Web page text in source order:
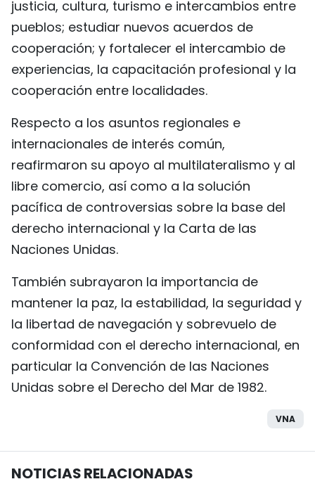
justicia, cultura, turismo e intercambios entre
pueblos; estudiar nuevos acuerdos de
cooperación; y fortalecer el intercambio de
experiencias, la capacitación profesional y la
cooperación entre localidades.
Respecto a los asuntos regionales e
internacionales de interés común,
reafirmaron su apoyo al multilateralismo y al
libre comercio, así como a la solución
pacífica de controversias sobre la base del
derecho internacional y la Carta de las
Naciones Unidas.
También subrayaron la importancia de
mantener la paz, la estabilidad, la seguridad y
la libertad de navegación y sobrevuelo de
conformidad con el derecho internacional, en
particular la Convención de las Naciones
Unidas sobre el Derecho del Mar de 1982.
VNA
NOTICIAS RELACIONADAS